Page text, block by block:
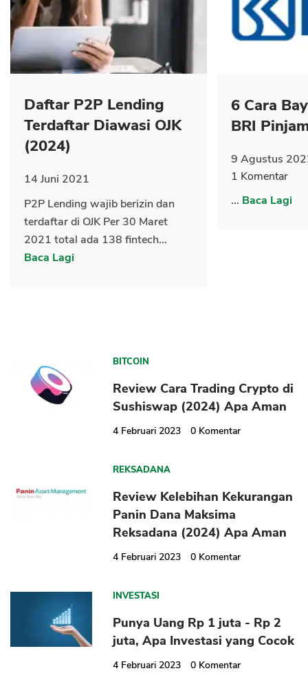
Daftar P2P Lending
Terdaftar Diawasi OJK
(2024)
14 Juni 2021
P2P Lending wajib berizin dan
terdaftar di OJK Per 30 Maret
2021 total ada 138 fintech...
Baca Lagi
6 Cara
BRI
9 Agustus
1 Komentar
... Baca Lagi
BITCOIN
Review Cara Trading Crypto di
Sushiswap (2024) Apa Aman
4 Februari 2023 0 Komentar
REKSADANA
Review Kelebihan Kekurangan
Panin Dana Maksima
Reksadana (2024) Apa Aman
4 Februari 2023 0 Komentar
INVESTASI
Punya Uang Rp 1 juta - Rp 2
juta, Apa Investasi yang Cocok
4 Februari 2023 0 Komentar
CANCEL